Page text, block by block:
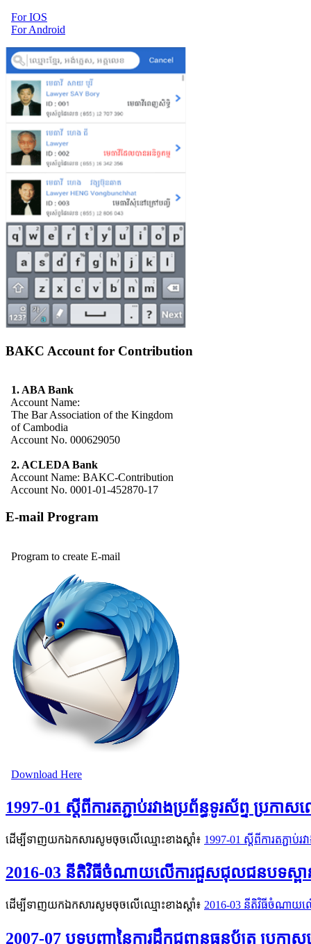
For IOS
For Android
BAKC Account for Contribution
1. ABA Bank
Account Name:
The Bar Association of the Kingdom
of Cambodia
Account No. 000629050
2. ACLEDA Bank
Account Name: BAKC-Contribution
Account No. 0001-01-452870-17
E-mail Program
Program to create E-mail
Download Here
1997-01 ស្ដីពីការតភ្ជាប់រវាងប្រព័ន្ធទូរស័ព្ទ ប្រកា
ដើម្បីទាញយកឯកសារសូមចុចលើឈ្មោះខាងស្តាំ៖ 1997-01 ស្ដីពីការតភ្ជាប់
2016-03 នីតិវិធីចំណាយលើការជួសជុលជនបទស្ព
ដើម្បីទាញយកឯកសារសូមចុចលើឈ្មោះខាងស្តាំ៖ 2016-03 នីតិវិធីចំណាយ
2007-07 បទបញ្ជានៃការដឹកជញ្ជូនធនប័ត្រ ប្រកា